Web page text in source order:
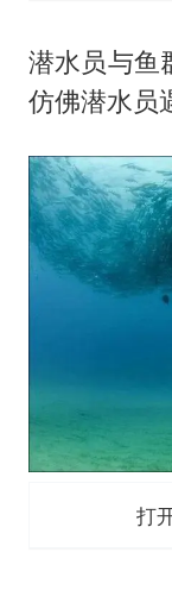
潜水员与鱼
仿佛潜水员
打